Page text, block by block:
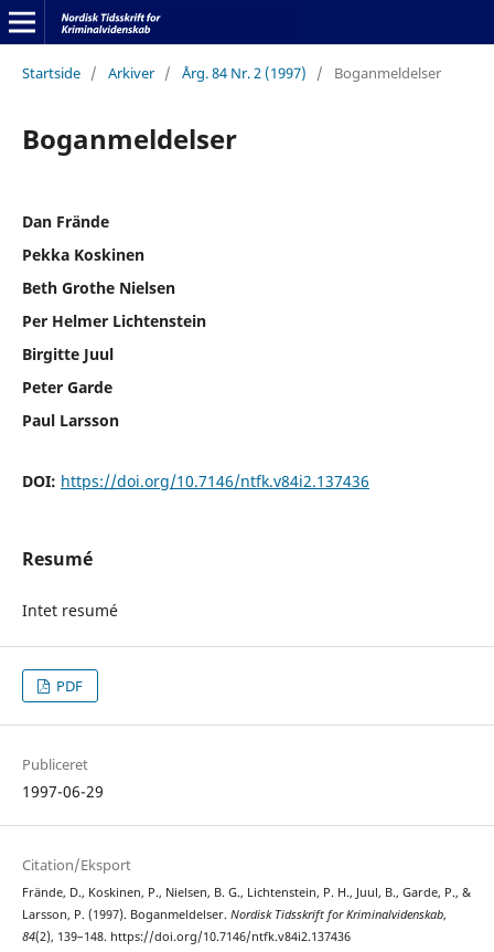
Startside / Arkiver / Årg. 84 Nr. 2 (1997) / Boganmeldelser
Boganmeldelser
Dan Frände
Pekka Koskinen
Beth Grothe Nielsen
Per Helmer Lichtenstein
Birgitte Juul
Peter Garde
Paul Larsson
DOI: https://doi.org/10.7146/ntfk.v84i2.137436
Resumé
Intet resumé
PDF
Publiceret
1997-06-29
Citation/Eksport
Frände, D., Koskinen, P., Nielsen, B. G., Lichtenstein, P. H., Juul, B., Garde, P., &
Larsson, P. (1997). Boganmeldelser. Nordisk Tidsskrift for Kriminalvidenskab,
84(2), 139–148. https://doi.org/10.7146/ntfk.v84i2.137436